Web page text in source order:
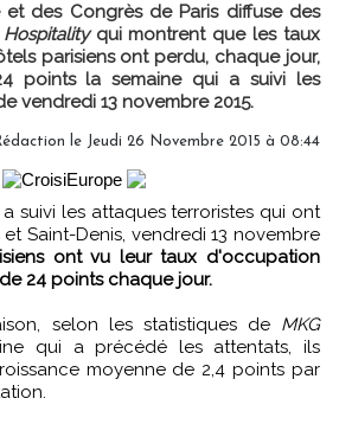
et des Congrès de Paris diffuse des
Hospitalityqui montrent que les taux
parisiens ont perdu, chaque jour,
points la semaine qui a suivi les
vendredi 13 novembre 2015.
le Jeudi 26 Novembre 2015 à 08:44
et Saint-Denis, vendredi 13 novembre
ont vu leur taux d'occupation
24 points chaque jour.
selon les statistiques de MKG
qui a précédé les attentats, ils
moyenne de 2,4 points par